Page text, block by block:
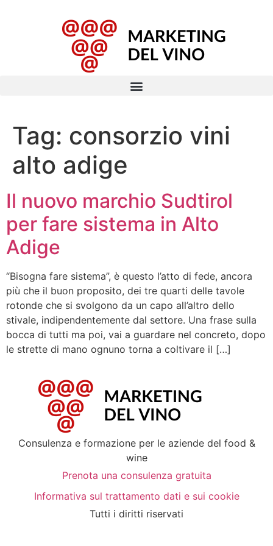
Tag: consorzio vini
alto adige
Il nuovo marchio Sudtirol
per fare sistema in Alto
Adige
“Bisogna fare sistema”, è questo l’atto di fede, ancora
più che il buon proposito, dei tre quarti delle tavole
rotonde che si svolgono da un capo all’altro dello
stivale, indipendentemente dal settore. Una frase sulla
bocca di tutti ma poi, vai a guardare nel concreto, dopo
le strette di mano ognuno torna a coltivare il […]
Consulenza e formazione per le aziende del food &
wine
Prenota una consulenza gratuita
Informativa sul trattamento dati e sui cookie
Tutti i diritti riservati